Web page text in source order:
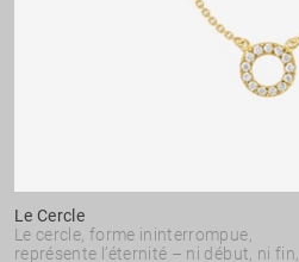
Le Cercle
Le cercle, forme ininterrompue,
représente l’éternité – ni début, ni